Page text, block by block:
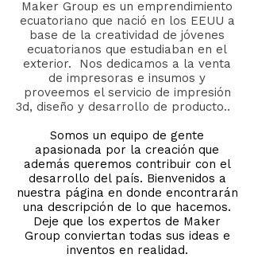
Maker Group es un emprendimiento
ecuatoriano que nació en los EEUU a
base de la creatividad de jóvenes
ecuatorianos que estudiaban en el
exterior. Nos dedicamos a la venta
de impresoras e insumos y
proveemos el servicio de impresión
3d, diseño y desarrollo de producto..
Somos un equipo de gente
apasionada por la creación que
además queremos contribuir con el
desarrollo del país. Bienvenidos a
nuestra página en donde encontrarán
una descripción de lo que hacemos.
Deje que los expertos de Maker
Group conviertan todas sus ideas e
inventos en realidad.